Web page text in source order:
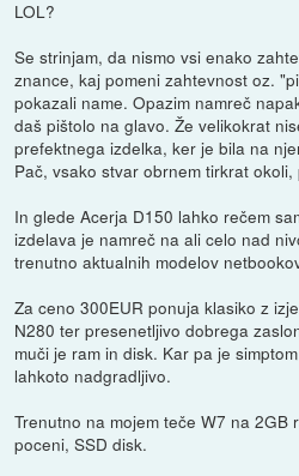
LOL?
Se strinjam, da nismo vsi enako
znance, kaj pomeni zahtevnost oz.
pokazali name. Opazim namreč
daš pištolo na glavo. Že velikokrat
prefektnega izdelka, ker je bila na
Pač, vsako stvar obrnem tirkrat
In glede Acerja D150 lahko rečem
izdelava je namreč na ali celo nad
trenutno aktualnih modelov
Za ceno 300EUR ponuja klasiko z
N280 ter presenetljivo dobrega
muči je ram in disk. Kar pa je
lahkoto nadgradljivo.
Trenutno na mojem teče W7 na 2GB
poceni, SSD disk.